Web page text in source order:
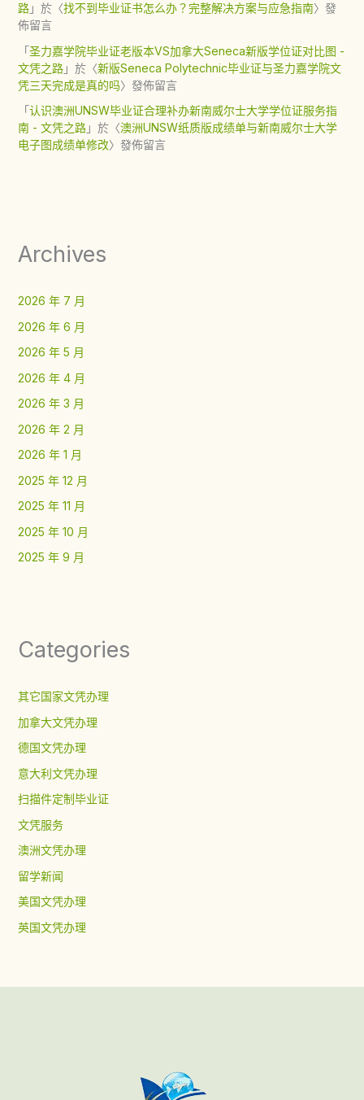
路」於〈找不到毕业证书怎么办？完整解决方案与应急指南〉發
佈留言
「圣力嘉学院毕业证老版本VS加拿大Seneca新版学位证对比图 -
文凭之路」於〈新版Seneca Polytechnic毕业证与圣力嘉学院文
凭三天完成是真的吗〉發佈留言
「认识澳洲UNSW毕业证合理补办新南威尔士大学学位证服务指
南 - 文凭之路」於〈澳洲UNSW纸质版成绩单与新南威尔士大学
电子图成绩单修改〉發佈留言
Archives
2026 年 7 月
2026 年 6 月
2026 年 5 月
2026 年 4 月
2026 年 3 月
2026 年 2 月
2026 年 1 月
2025 年 12 月
2025 年 11 月
2025 年 10 月
2025 年 9 月
Categories
其它国家文凭办理
加拿大文凭办理
德国文凭办理
意大利文凭办理
扫描件定制毕业证
文凭服务
澳洲文凭办理
留学新闻
美国文凭办理
英国文凭办理